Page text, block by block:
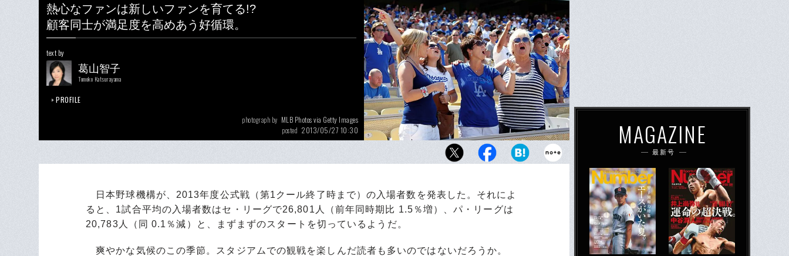
熱心なファンは新しいファンを育てる!?
顧客同士が満足度を高めあう好循環。
text by
葛山智子
Tomoko Katsurayama
PROFILE
photograph by MLB Photos via Getty Images
posted 2013/05/27 10:30
ドジャースタジアムで、イニングの合間に「TAKE ME
日本野球機構が、2013年度公式戦（第1クール終了時まで）の入場者数を発表した。それによ
ると、1試合平均の入場者数はセ・リーグで26,801人（前年同時期比 1.5％増）、パ・リーグは
20,783人（同 0.1％減）と、まずまずのスタートを切っているようだ。
爽やかな気候のこの季節。スタジアムでの観戦を楽しんだ読者も多いのではないだろうか。
MAGAZINE
最新号